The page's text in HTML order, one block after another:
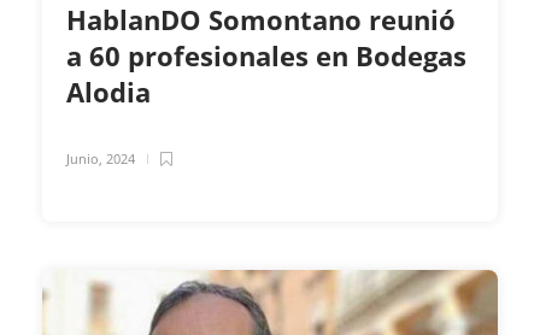
HablanDO Somontano reunió
a 60 profesionales en Bodegas
Alodia
Junio, 2024